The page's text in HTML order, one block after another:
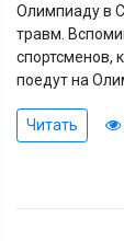
Олимпиаду в
травм.
спортсменов,
поедут на
Читать